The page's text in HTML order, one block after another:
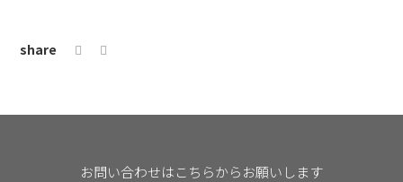
share
お問い合わせはこちらからお願いします